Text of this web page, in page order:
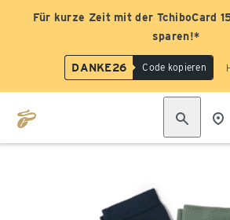
Für kurze Zeit mit der TchiboCard
sparen!*
DANKE26 Code kopieren